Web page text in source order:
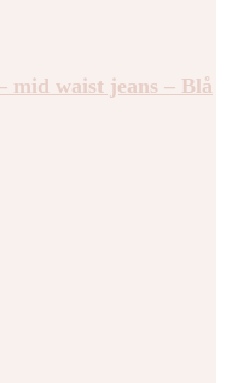
mid waist jeans – Blå